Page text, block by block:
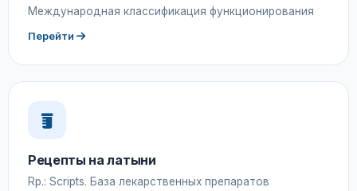
Международная классификация функционирования
Перейти
Рецепты на латыни
Rp.: Scripts. База лекарственных препаратов